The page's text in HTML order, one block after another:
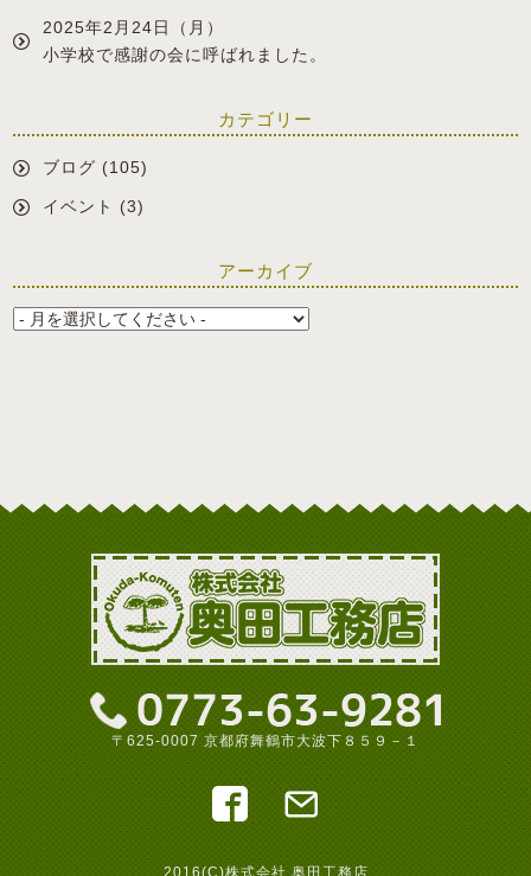
2025年2月24日（月）
小学校で感謝の会に呼ばれました。
カテゴリー
ブログ (105)
イベント (3)
アーカイブ
〒625-0007 京都府舞鶴市大波下８５９－１
2016(C)株式会社 奥田工務店